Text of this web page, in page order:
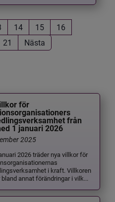
14 15
16
21 Nästa
för
från
1 januari 2026
2025
2026 träder nya villkor för
i kraft. Villkoren
bland annat förändringar i vilk...